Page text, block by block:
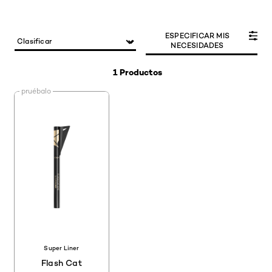
1 Productos
ESPECIFICAR MIS
NECESIDADES
pruébalo
Super Liner
Flash Cat